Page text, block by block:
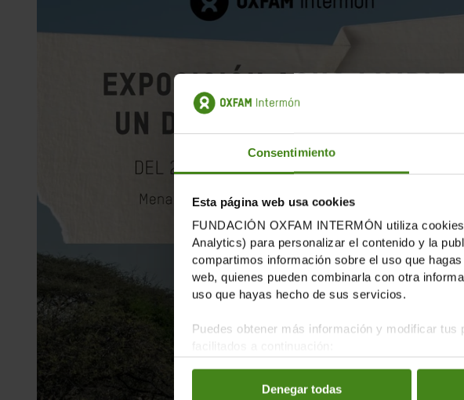
Consentimiento
Esta página web usa cookies
FUNDACIÓN OXFAM INTERMÓN utiliza
Analytics) para personalizar el contenido y la
compartimos información sobre el uso que
web, quienes pueden combinarla con otra
uso que hayas hecho de sus servicios.
Puedes obtener más información y modificar tus
Denegar todas